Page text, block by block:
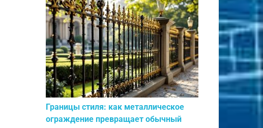
Границы стиля: как металлическое
ограждение превращает обычный